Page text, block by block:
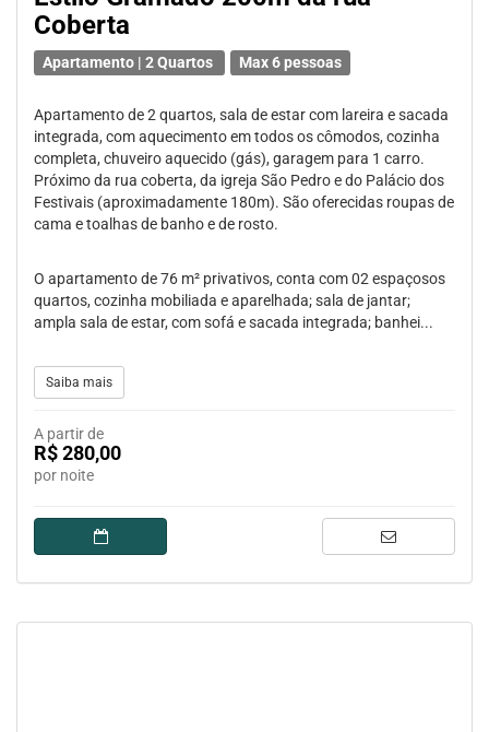
Coberta
Apartamento | 2 Quartos Max 6 pessoas
Apartamento de 2 quartos, sala de estar com lareira e sacada
integrada, com aquecimento em todos os cômodos, cozinha
completa, chuveiro aquecido (gás), garagem para 1 carro.
Próximo da rua coberta, da igreja São Pedro e do Palácio dos
Festivais (aproximadamente 180m). São oferecidas roupas de
cama e toalhas de banho e de rosto.
O apartamento de 76 m² privativos, conta com 02 espaçosos
quartos, cozinha mobiliada e aparelhada; sala de jantar;
ampla sala de estar, com sofá e sacada integrada; banhei...
Saiba mais
A partir de
R$ 280,00
por noite